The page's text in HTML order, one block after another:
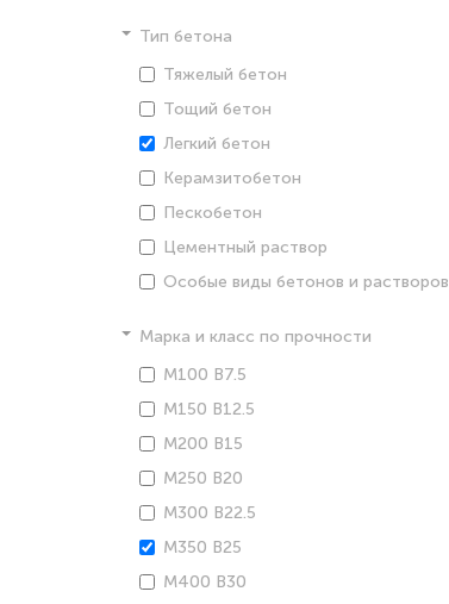
Тип бетона
Тяжелый бетон
Тощий бетон
Легкий бетон
Керамзитобетон
Пескобетон
Цементный раствор
Особые виды бетонов и растворов
Марка и класс по прочности
М100 В7.5
М150 В12.5
М200 В15
М250 В20
М300 В22.5
М350 В25
М400 В30